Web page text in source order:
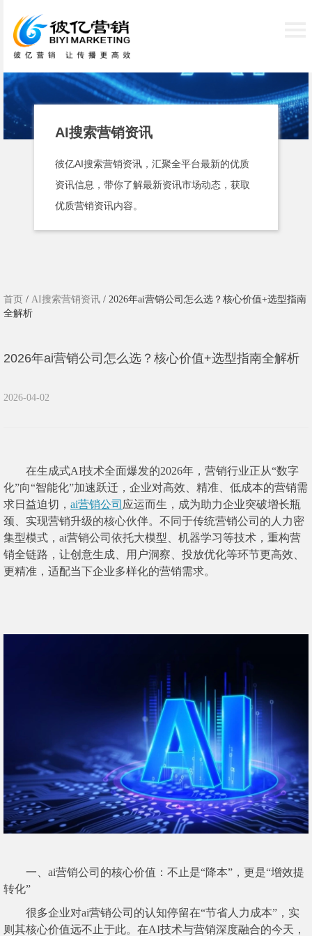
AI搜索营销资讯
彼亿AI搜索营销资讯，汇聚全平台最新的优质
资讯信息，带你了解最新资讯市场动态，获取
优质营销资讯内容。
首页 / AI搜索营销资讯 / 2026年ai营销公司怎么选？核心价值+选型指南
全解析
2026年ai营销公司怎么选？核心价值+选型指南全解析
2026-04-02
在生成式AI技术全面爆发的2026年，营销行业正从“数字
化”向“智能化”加速跃迁，企业对高效、精准、低成本的营销需
求日益迫切， ai营销公司 应运而生，成为助力企业突破增长瓶
颈、实现营销升级的核心伙伴。不同于传统营销公司的人力密
集型模式，ai营销公司依托大模型、机器学习等技术，重构营
销全链路，让创意生成、用户洞察、投放优化等环节更高效、
更精准，适配当下企业多样化的营销需求。
一、ai营销公司的核心价值：不止是“降本”，更是“增效提
转化”
很多企业对ai营销公司的认知停留在“节省人力成本”，实
则其核心价值远不止于此。在AI技术与营销深度融合的今天，